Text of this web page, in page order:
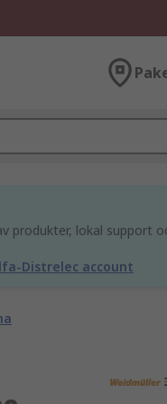
produkter, lokal support
Distrelec account